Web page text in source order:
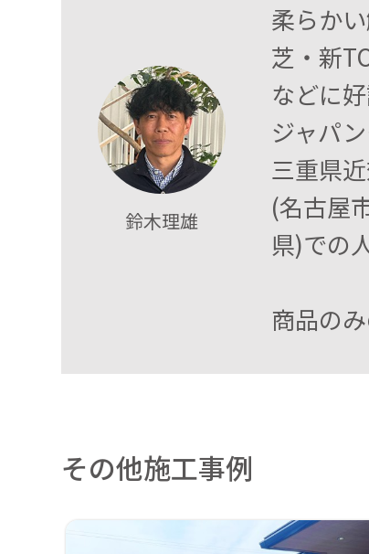
鈴木理雄
柔らか
芝・新
などに
ジャパ
三重県
(名古屋
県)での
商品の
その他施工事例